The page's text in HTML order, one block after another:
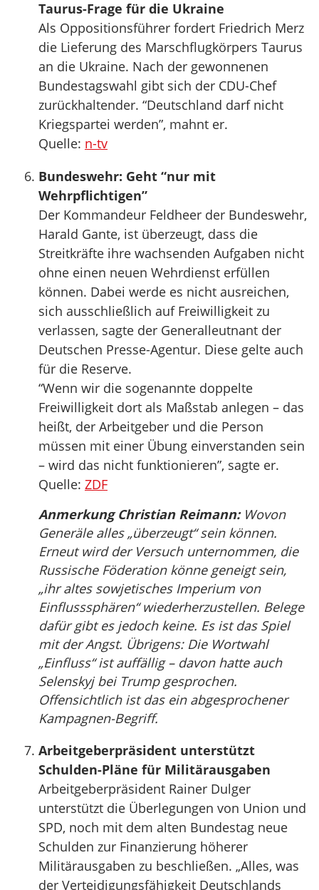
Taurus-Frage für die Ukraine
Als Oppositionsführer fordert Friedrich Merz
die Lieferung des Marschflugkörpers Taurus
an die Ukraine. Nach der gewonnenen
Bundestagswahl gibt sich der CDU-Chef
zurückhaltender. “Deutschland darf nicht
Kriegspartei werden”, mahnt er.
Quelle: n-tv
Bundeswehr: Geht “nur mit
Wehrpflichtigen”
Der Kommandeur Feldheer der Bundeswehr,
Harald Gante, ist überzeugt, dass die
Streitkräfte ihre wachsenden Aufgaben nicht
ohne einen neuen Wehrdienst erfüllen
können. Dabei werde es nicht ausreichen,
sich ausschließlich auf Freiwilligkeit zu
verlassen, sagte der Generalleutnant der
Deutschen Presse-Agentur. Diese gelte auch
für die Reserve.
“Wenn wir die sogenannte doppelte
Freiwilligkeit dort als Maßstab anlegen – das
heißt, der Arbeitgeber und die Person
müssen mit einer Übung einverstanden sein
– wird das nicht funktionieren”, sagte er.
Quelle: ZDF
Anmerkung Christian Reimann:Wovon
Generäle alles „überzeugt“ sein können.
Erneut wird der Versuch unternommen, die
Russische Föderation könne geneigt sein,
„ihr altes sowjetisches Imperium von
Einflusssphären“ wiederherzustellen. Belege
dafür gibt es jedoch keine. Es ist das Spiel
mit der Angst. Übrigens: Die Wortwahl
„Einfluss“ ist auffällig – davon hatte auch
Selenskyj bei Trump gesprochen.
Offensichtlich ist das ein abgesprochener
Kampagnen-Begriff.
Arbeitgeberpräsident unterstützt
Schulden-Pläne für Militärausgaben
Arbeitgeberpräsident Rainer Dulger
unterstützt die Überlegungen von Union und
SPD, noch mit dem alten Bundestag neue
Schulden zur Finanzierung höherer
Militärausgaben zu beschließen. „Alles, was
der Verteidigungsfähigkeit Deutschlands